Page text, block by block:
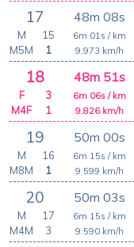
17 48m 08s
6m 01s / km
9.973 km/h
M
15
M5M
1
18 48m 51s
6m 06s / km
9.826 km/h
F
3
M4F
1
19 50m 00s
6m 15s / km
9.599 km/h
M
16
M8M
1
20 50m 03s
6m 15s / km
9.590 km/h
M
17
M4M
3